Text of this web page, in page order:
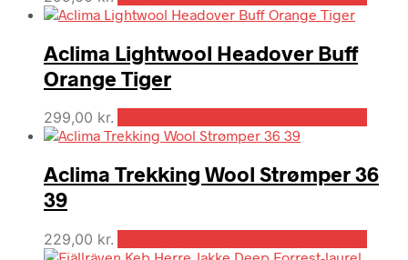
Aclima Lightwool Headover Buff
Orange Tiger
299,00 kr.
Aclima Trekking Wool Strømper 36
39
229,00 kr.